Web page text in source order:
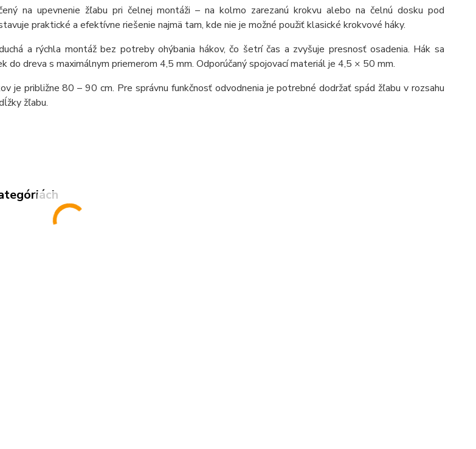
na upevnenie žľabu pri čelnej montáži – na kolmo zarezanú krokvu alebo na čelnú dosku pod
praktické a efektívne riešenie najmä tam, kde nie je možné použiť klasické krokvové háky.
a rýchla montáž bez potreby ohýbania hákov, čo šetrí čas a zvyšuje presnosť osadenia. Hák sa
do dreva s maximálnym priemerom 4,5 mm. Odporúčaný spojovací materiál je 4,5 × 50 mm.
je približne 80 – 90 cm. Pre správnu funkčnosť odvodnenia je potrebné dodržať spád žľabu v rozsahu
žľabu.